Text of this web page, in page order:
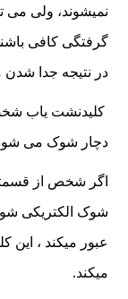
نمیشوند، ولی می
گرفتگی کافی
در نتیجه جدا شدن
کلیدنشت یاب
دچار شوک می
اگر شخص از
شوک الکتریکی
عبور میکند ، این
میکند.